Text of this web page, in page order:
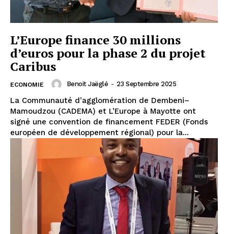
L’Europe finance 30 millions
d’euros pour la phase 2 du projet
Caribus
ECONOMIE Benoit Jaëglé - 23 Septembre 2025
La Communauté d’agglomération de Dembeni–
Mamoudzou (CADEMA) et L’Europe à Mayotte ont
signé une convention de financement FEDER (Fonds
européen de développement régional) pour la...